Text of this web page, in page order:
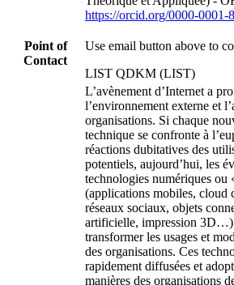
https://orcid.org/0000-0001-
Point of
Contact
Use email button above to
LIST QDKM (LIST)
L’avènement d’Internet a
l’environnement externe et
organisations. Si chaque
technique se confronte à
réactions dubitatives des
potentiels, aujourd’hui, les
technologies numériques ou
(applications mobiles, cloud
réseaux sociaux, objets
artificielle, impression 3D…)
transformer les usages et
des organisations. Ces
rapidement diffusées et
manières des organisations